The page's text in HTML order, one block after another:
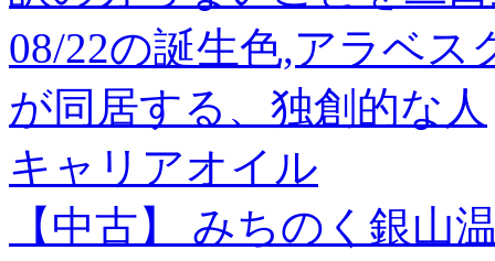
08/22の誕生色,アラベス
が同居する、独創的な人
キャリアオイル
【中古】 みちのく銀山